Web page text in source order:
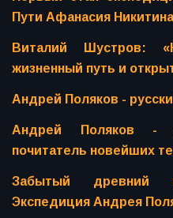
Пути Афанасия
Виталий Шустров:
жизненный путь и
Андрей Поляков -
Андрей Поляков -
почитатель новейших
Забытый древний
Экспедиция Андрея